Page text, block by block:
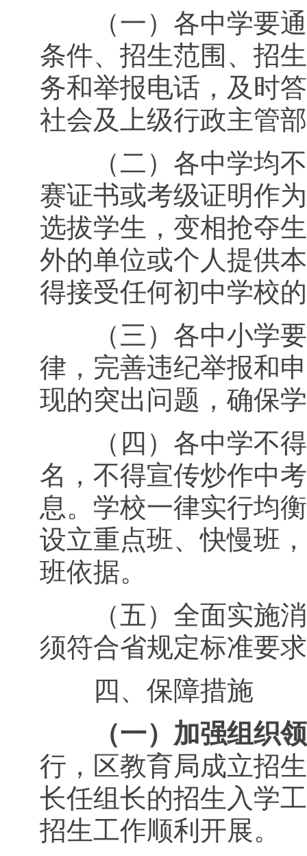
（一）各中学要通
条件、招生范围、招
务和举报电话，及时
社会及上级行政主管
（二）各中学均不
赛证书或考级证明作
选拔学生，变相抢夺
外的单位或个人提供
得接受任何初中学校
（三）各中小学要
律，完善违纪举报和
现的突出问题，确保
（四）各中学不得
名，不得宣传炒作中
息。学校一律实行均
设立重点班、快慢班
班依据。
（五）全面实施消
须符合省规定标准要
四、保障措施
（一）加强组织
行，区教育局成立招
长任组长的招生入学
招生工作顺利开展。